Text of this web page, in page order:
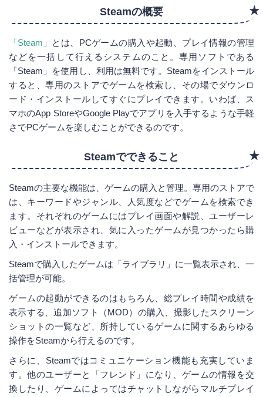
Steamの概要
「Steam」
とは、PCゲームの購入や起動、プレイ情報の管理
などを一括して行えるシステムのこと。専用ソフトである
「Steam」を使用し、利用は無料です。Steamをインストール
すると、専用のストアでゲームを検索し、その場でダウンロ
ード・インストールしてすぐにプレイできます。いわば、ス
マホのApp StoreやGoogle Playでアプリを入手するような手軽
さでPCゲームを楽しむことができるのです。
Steamでできること
Steamの主要な機能は、ゲームの購入と管理。専用のストアで
は、キーワードやジャンル、人気度などでゲームを検索でき
ます。それぞれのゲームにはプレイ画面や解説、ユーザーレ
ビューなどが表示され、気に入ったゲームが見つかったら購
入・インストールできます。
Steamで購入したゲームは「ライブラリ」に一覧表示され、一
括管理が可能。
ゲームの起動ができるのはもちろん、総プレイ時間や成績を
表示する、追加ソフト（MOD）の購入、撮影したスクリーン
ショットの一覧など、所持しているゲームに関するあらゆる
操作をSteamから行えるのです。
さらに、Steamではコミュニケーション機能も充実していま
す。他のユーザーと「フレンド」になり、ゲームの情報を交
換したり、ゲームによってはチャットしながらマルチプレイ